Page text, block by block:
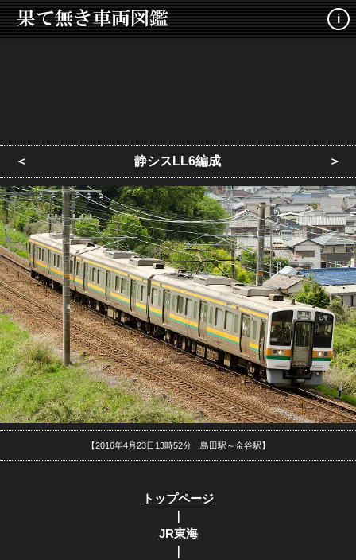
i
＜ 静シスLL6編成 ＞
【2016年4月23日13時52分 島田駅～金谷駅】
トップページ
｜
JR東海
｜